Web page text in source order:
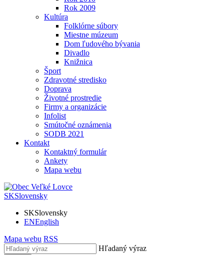
Rok 2009
Kultúra
Folklórne súbory
Miestne múzeum
Dom ľudového bývania
Divadlo
Knižnica
Šport
Zdravotné stredisko
Doprava
Životné prostredie
Firmy a organizácie
Infolist
Smútočné oznámenia
SODB 2021
Kontakt
Kontaktný formulár
Ankety
Mapa webu
SKSlovensky
SKSlovensky
ENEnglish
Mapa webu RSS
Hľadaný výraz